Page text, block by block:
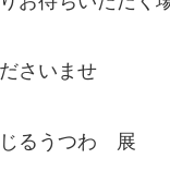
さいませ
るうつわ 展